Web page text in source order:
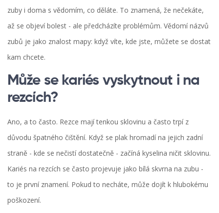
zuby i doma s vědomím, co děláte. To znamená, že nečekáte,
až se objeví bolest - ale předcházíte problémům. Vědomí názvů
zubů je jako znalost mapy: když víte, kde jste, můžete se dostat
kam chcete.
Může se kariés vyskytnout i na
rezcích?
Ano, a to často. Rezce mají tenkou sklovinu a často trpí z
důvodu špatného čištění. Když se plak hromadí na jejich zadní
straně - kde se nečistí dostatečně - začíná kyselina ničit sklovinu.
Kariés na rezcích se často projevuje jako bílá skvrna na zubu -
to je první znamení. Pokud to necháte, může dojít k hlubokému
poškození.